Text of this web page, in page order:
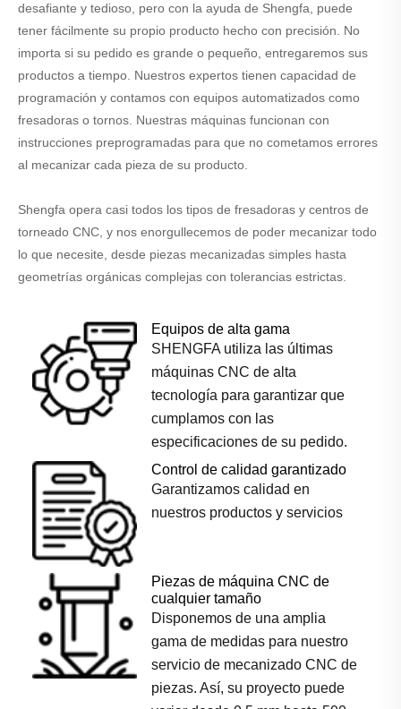
desafiante y tedioso, pero con la ayuda de Shengfa, puede
tener fácilmente su propio producto hecho con precisión. No
importa si su pedido es grande o pequeño, entregaremos sus
productos a tiempo. Nuestros expertos tienen capacidad de
programación y contamos con equipos automatizados como
fresadoras o tornos. Nuestras máquinas funcionan con
instrucciones preprogramadas para que no cometamos errores
al mecanizar cada pieza de su producto.
Shengfa opera casi todos los tipos de fresadoras y centros de
torneado CNC, y nos enorgullecemos de poder mecanizar todo
lo que necesite, desde piezas mecanizadas simples hasta
geometrías orgánicas complejas con tolerancias estrictas.
Equipos de alta gama
SHENGFA utiliza las últimas
máquinas CNC de alta
tecnología para garantizar que
cumplamos con las
especificaciones de su pedido.
Control de calidad garantizado
Garantizamos calidad en
nuestros productos y servicios
Piezas de máquina CNC de
cualquier tamaño
Disponemos de una amplia
gama de medidas para nuestro
servicio de mecanizado CNC de
piezas. Así, su proyecto puede